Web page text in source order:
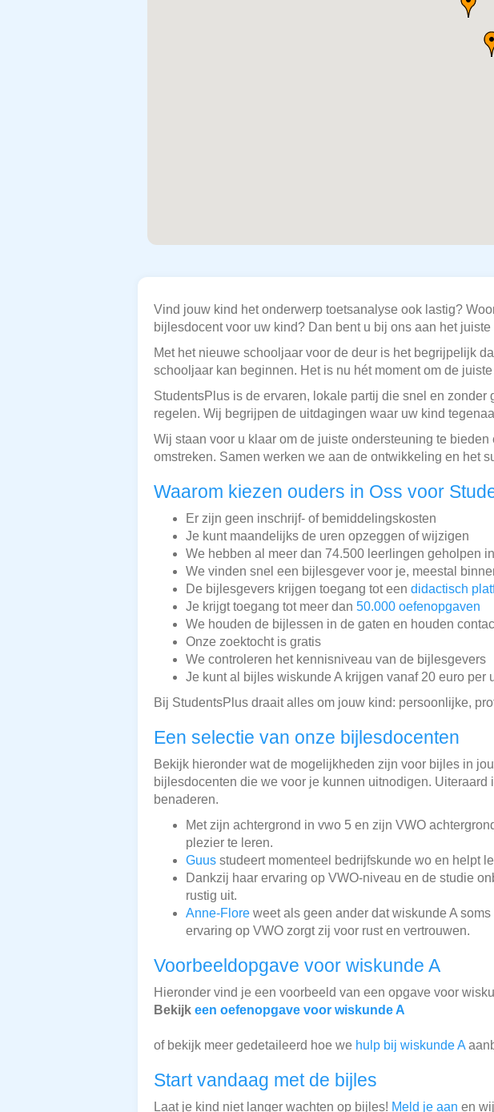
Vind jouw kind het onderwerp toetsanalyse ook lastig?
bijlesdocent voor uw kind? Dan bent u bij ons aan het juiste
Met het nieuwe schooljaar voor de deur is het begrijpelijk
schooljaar kan beginnen. Het is nu hét moment om de
StudentsPlus is de ervaren, lokale partij die snel en
regelen. Wij begrijpen de uitdagingen waar uw kind
Wij staan voor u klaar om de juiste ondersteuning te
omstreken. Samen werken we aan de ontwikkeling en het
Waarom kiezen ouders in Oss voor
Er zijn geen inschrijf- of bemiddelingskosten
Je kunt maandelijks de uren opzeggen of wijzigen
We hebben al meer dan 74.500 leerlingen geholpen
We vinden snel een bijlesgever voor je, meestal
De bijlesgevers krijgen toegang tot een didactisch
Je krijgt toegang tot meer dan 50.000 oefenopgaven
We houden de bijlessen in de gaten en houden
Onze zoektocht is gratis
We controleren het kennisniveau van de bijlesgevers
Je kunt al bijles wiskunde A krijgen vanaf 20 euro per
Bij StudentsPlus draait alles om jouw kind: persoonlijke,
Een selectie van onze bijlesdocenten
Bekijk hieronder wat de mogelijkheden zijn voor bijles in
bijlesdocenten die we voor je kunnen uitnodigen.
benaderen.
Met zijn achtergrond in vwo 5 en zijn VWO
plezier te leren.
Guus studeert momenteel bedrijfskunde wo en helpt
Dankzij haar ervaring op VWO-niveau en de studie
rustig uit.
Anne-Flore weet als geen ander dat wiskunde A
ervaring op VWO zorgt zij voor rust en vertrouwen.
Voorbeeldopgave voor wiskunde A
Hieronder vind je een voorbeeld van een opgave voor
Bekijk een oefenopgave voor wiskunde A
of bekijk meer gedetaileerd hoe we hulp bij wiskunde A
Start vandaag met de bijles
Laat je kind niet langer wachten op bijles! Meld je aan en